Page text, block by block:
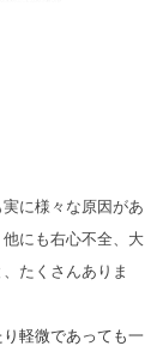
に様々な原因があ
にも右心不全、大
たくさんありま
軽微であっても一